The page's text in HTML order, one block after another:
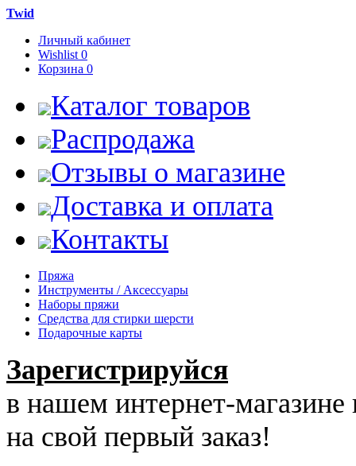
Twid
Личный кабинет
Wishlist 0
Корзина 0
Каталог товаров
Распродажа
Отзывы о магазине
Доставка и оплата
Контакты
Пряжа
Инструменты / Аксессуары
Наборы пряжи
Средства для стирки шерсти
Подарочные карты
Зарегистрируйся
в нашем интернет-магазине
на свой первый заказ!